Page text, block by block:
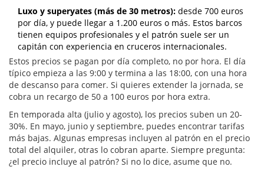
Luxo y superyates (más de 30 metros): desde 700 euros
por día, y puede llegar a 1.200 euros o más. Estos barcos
tienen equipos profesionales y el patrón suele ser un
capitán con experiencia en cruceros internacionales.
Estos precios se pagan por día completo, no por hora. El día
típico empieza a las 9:00 y termina a las 18:00, con una hora
de descanso para comer. Si quieres extender la jornada, se
cobra un recargo de 50 a 100 euros por hora extra.
En temporada alta (julio y agosto), los precios suben un 20-
30%. En mayo, junio y septiembre, puedes encontrar tarifas
más bajas. Algunas empresas incluyen al patrón en el precio
total del alquiler, otras lo cobran aparte. Siempre pregunta:
¿el precio incluye al patrón? Si no lo dice, asume que no.